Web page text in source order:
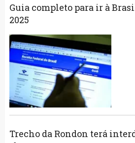
Guia completo para ir à
2025
Trecho da Rondon terá